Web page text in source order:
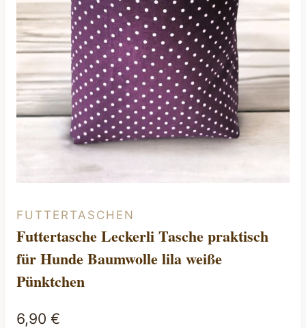
FUTTERTASCHEN
Futtertasche Leckerli Tasche praktisch
für Hunde Baumwolle lila weiße
Pünktchen
6,90 €